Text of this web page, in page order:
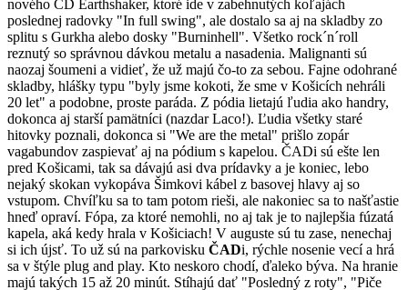
nového CD Earthshaker, ktoré ide v zabehnutých koľajách
poslednej radovky "In full swing", ale dostalo sa aj na skladby zo
splitu s Gurkha alebo dosky "Burninhell". Všetko rock´n´roll
reznutý so správnou dávkou metalu a nasadenia. Malignanti sú
naozaj šoumeni a vidieť, že už majú čo-to za sebou. Fajne odohrané
skladby, hlášky typu "byly jsme kokoti, že sme v Košicích nehráli
20 let" a podobne, proste paráda. Z pódia lietajú ľudia ako handry,
dokonca aj starší pamätníci (nazdar Laco!). Ľudia všetky staré
hitovky poznali, dokonca si "We are the metal" prišlo zopár
vagabundov zaspievať aj na pódium s kapelou. ČADi sú ešte len
pred Košicami, tak sa dávajú asi dva prídavky a je koniec, lebo
nejaký skokan vykopáva Šimkovi kábel z basovej hlavy aj so
vstupom. Chvíľku sa to tam potom rieši, ale nakoniec sa to našťastie
hneď opraví. Fópa, za ktoré nemohli, no aj tak je to najlepšia fúzatá
kapela, aká kedy hrala v Košiciach! V auguste sú tu zase, nenechaj
si ich újsť. To už sú na parkovisku ČADi, rýchle nosenie vecí a hrá
sa v štýle plug and play. Kto neskoro chodí, ďaleko býva. Na hranie
majú takých 15 až 20 minút. Stíhajú dať "Posledný z roty", "Piče